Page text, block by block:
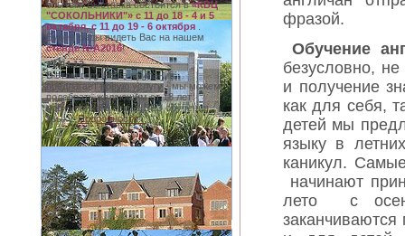
фразой.
Обучение
безусловно,
и получение
как для себя,
детей мы
языку в
каникул.
начинают
лето с
опытом. Выставка состоится в«КВЦ
"СОКОЛЬНИКИ"» с 11 до 18 - 4 и 5
октября, с 11 до 19 - 6 октября.
Будем рады видеть Вас на нашем
стенде №A2016!
17.04.12
В этом году наша компания
предлагает новую услугу - мы можем
подобрать желающим от 18 лет
проживание в семье БЕЗ обучения
языку.Подробности...